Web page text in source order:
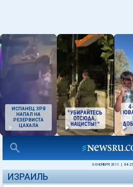
ИСПАНЕЦ ЗРЯ
НАПАЛ НА
РЕЗЕРВИСТА
ЦАХАЛА
04 НОЯБРЯ 2011 04:21
ИЗРАИЛЬ